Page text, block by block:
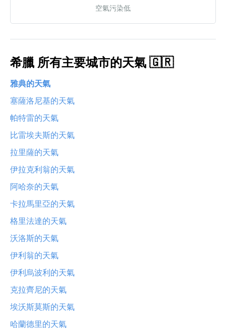
空氣污染低
希臘 所有主要城市的天氣 🇬🇷
雅典的天氣
塞薩洛尼基的天氣
帕特雷的天氣
比雷埃夫斯的天氣
拉里薩的天氣
伊拉克利翁的天氣
阿哈奈的天氣
卡拉馬里亞的天氣
格里法達的天氣
沃洛斯的天氣
伊利翁的天氣
伊利烏波利的天氣
克拉齊尼的天氣
埃沃斯莫斯的天氣
哈蘭德里的天氣